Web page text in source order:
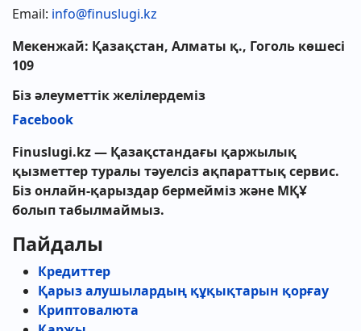
Email: info@finuslugi.kz
Мекенжай: Қазақстан, Алматы қ., Гоголь көшесі
109
Біз әлеуметтік желілердеміз
Facebook
Finuslugi.kz — Қазақстандағы қаржылық
қызметтер туралы тәуелсіз ақпараттық сервис.
Біз онлайн-қарыздар бермейміз және МҚҰ
болып табылмаймыз.
Пайдалы
Кредиттер
Қарыз алушылардың құқықтарын қорғау
Криптовалюта